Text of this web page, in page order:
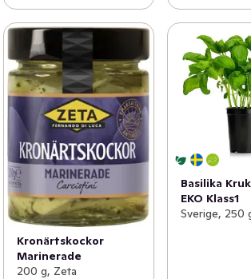
Kronärtskockor
Marinerade
200 g, Zeta
Basilika
EKO Klass1
Sverige, 250